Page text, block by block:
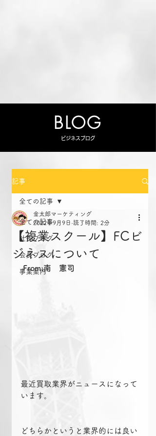
BLOG
ビジネスブログ
記事
全ての記事
社長ブログ
会長ブログ
事業案内
全ての記事
【複業スクール】FCビ
ジネスについて
金太郎マーケティング
2022年9月9日 読了時間: 2分
From:南　憲司
最近買取業界がニュースになって
います。
どちらかというと業界的には良い